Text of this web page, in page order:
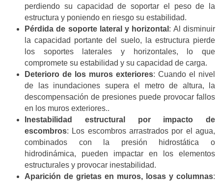
perdiendo su capacidad de soportar el peso de la
estructura y poniendo en riesgo su estabilidad.
Pérdida de soporte lateral y horizontal : Al disminuir
la capacidad portante del suelo, la estructura pierde
los soportes laterales y horizontales, lo que
compromete su estabilidad y su capacidad de carga.
Deterioro de los muros exteriores: Cuando el nivel
de las inundaciones supera el metro de altura, la
descompensación de presiones puede provocar fallos
en los muros exteriores..
Inestabilidad estructural por impacto de
escombros: Los escombros arrastrados por el agua,
combinados con la presión hidrostática o
hidrodinámica, pueden impactar en los elementos
estructurales y provocar inestabilidad.
Aparición de grietas en muros, losas y columnas: